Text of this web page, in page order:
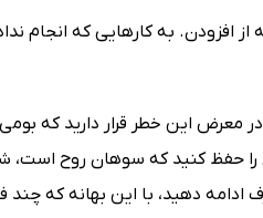
به کارهایی که انجام
معرض این خطر قرار دارید که
را حفظ کنید که سوهان روح است،
دهید، با این بهانه که چند